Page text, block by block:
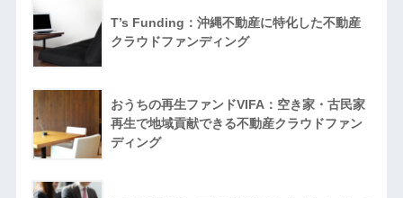
T’s Funding：沖縄不動産に特化した不動産
クラウドファンディング
おうちの再生ファンドVIFA：空き家・古民家
再生で地域貢献できる不動産クラウドファン
ディング